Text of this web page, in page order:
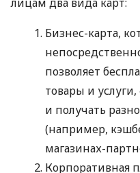
Бизнес-карта,
позволяет
товары и
и получать
(например,
магазинах-
Корпоративная